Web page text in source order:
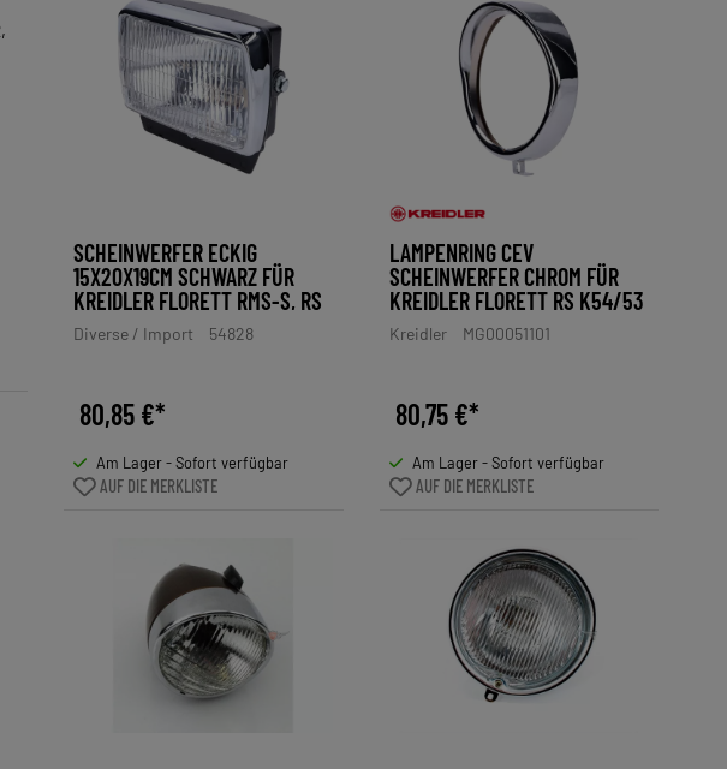
SCHEINWERFER ECKIG
15X20X19CM SCHWARZ FÜR
KREIDLER FLORETT RMS-S, RS
Diverse / Import 54828
80,85 €*
Am Lager - Sofort verfügbar
AUF DIE MERKLISTE
LAMPENRING CEV
SCHEINWERFER CHROM FÜR
KREIDLER FLORETT RS K54/53
Kreidler MG00051101
80,75 €*
Am Lager - Sofort verfügbar
AUF DIE MERKLISTE